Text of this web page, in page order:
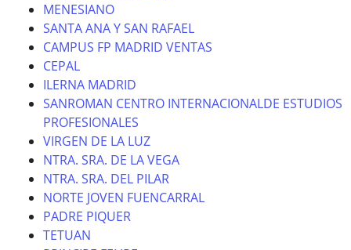
MENESIANO
SANTA ANA Y SAN RAFAEL
CAMPUS FP MADRID VENTAS
CEPAL
ILERNA MADRID
SANROMAN CENTRO INTERNACIONALDE ESTUDIOS
PROFESIONALES
VIRGEN DE LA LUZ
NTRA. SRA. DE LA VEGA
NTRA. SRA. DEL PILAR
NORTE JOVEN FUENCARRAL
PADRE PIQUER
TETUAN